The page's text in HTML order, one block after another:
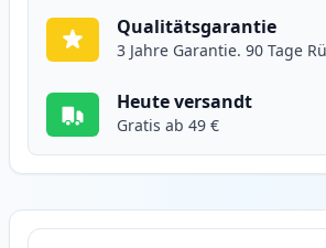
Qualitätsgarantie
3 Jahre Garantie. 90 Tage
Heute versandt
Gratis ab 49 €